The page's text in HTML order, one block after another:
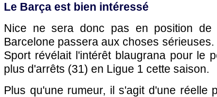
Le Barça est bien intéressé
Nice ne sera donc pas en position
Barcelone passera aux choses
Sport révélait l'intérêt blaugrana pour le
plus d'arrêts (31) en Ligue 1 cette saison.
Plus qu'une rumeur, il s'agit d'une réelle